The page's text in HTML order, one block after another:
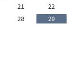
21
22
28
29